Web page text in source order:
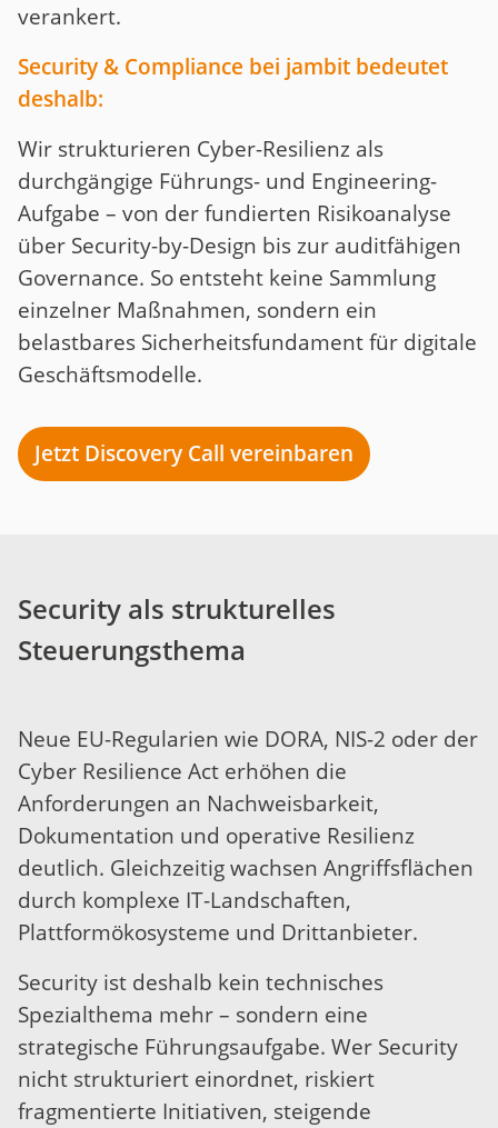
verankert.
Security & Compliance bei jambit bedeutet
deshalb:
Wir strukturieren Cyber-Resilienz als
durchgängige Führungs- und Engineering-
Aufgabe – von der fundierten Risikoanalyse
über Security-by-Design bis zur auditfähigen
Governance. So entsteht keine Sammlung
einzelner Maßnahmen, sondern ein
belastbares Sicherheitsfundament für digitale
Geschäftsmodelle.
Jetzt Discovery Call vereinbaren
Security als strukturelles
Steuerungsthema
Neue EU-Regularien wie DORA, NIS-2 oder der
Cyber Resilience Act erhöhen die
Anforderungen an Nachweisbarkeit,
Dokumentation und operative Resilienz
deutlich. Gleichzeitig wachsen Angriffsflächen
durch komplexe IT-Landschaften,
Plattformökosysteme und Drittanbieter.
Security ist deshalb kein technisches
Spezialthema mehr – sondern eine
strategische Führungsaufgabe. Wer Security
nicht strukturiert einordnet, riskiert
fragmentierte Initiativen, steigende